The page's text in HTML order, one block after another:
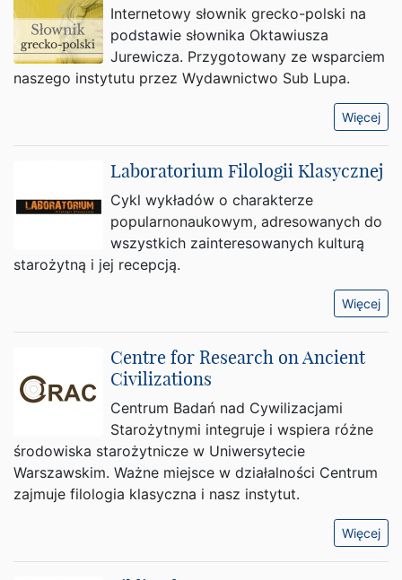
Internetowy słownik grecko-polski na
podstawie słownika Oktawiusza
Jurewicza. Przygotowany ze wsparciem
naszego instytutu przez Wydawnictwo Sub Lupa.
Więcej
Laboratorium Filologii Klasycznej
Cykl wykładów o charakterze
popularnonaukowym, adresowanych do
wszystkich zainteresowanych kulturą
starożytną i jej recepcją.
Więcej
Centre for Research on Ancient
Civilizations
Centrum Badań nad Cywilizacjami
Starożytnymi integruje i wspiera różne
środowiska starożytnicze w Uniwersytecie
Warszawskim. Ważne miejsce w działalności Centrum
zajmuje filologia klasyczna i nasz instytut.
Więcej